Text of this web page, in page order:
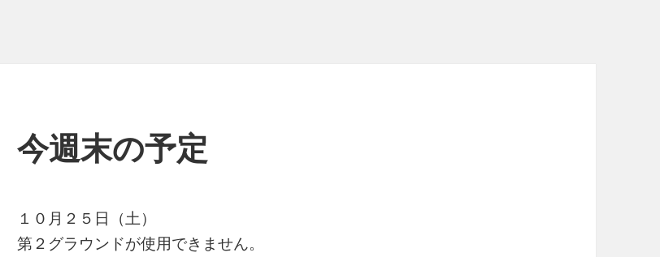
今週末の予定
１０月２５日（土）
第２グラウンドが使用できません。